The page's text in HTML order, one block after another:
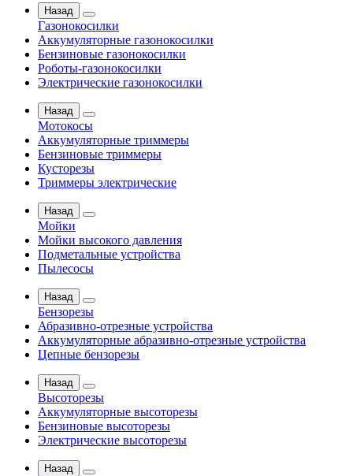
Назад
Газонокосилки
Аккумуляторные газонокосилки
Бензиновые газонокосилки
Роботы-газонокосилки
Электрические газонокосилки
Назад
Мотокосы
Аккумуляторные триммеры
Бензиновые триммеры
Кусторезы
Триммеры электрические
Назад
Мойки
Мойки высокого давления
Подметальные устройства
Пылесосы
Назад
Бензорезы
Абразивно-отрезные устройства
Аккумуляторные абразивно-отрезные устройства
Цепные бензорезы
Назад
Высоторезы
Аккумуляторные высоторезы
Бензиновые высоторезы
Электрические высоторезы
Назад